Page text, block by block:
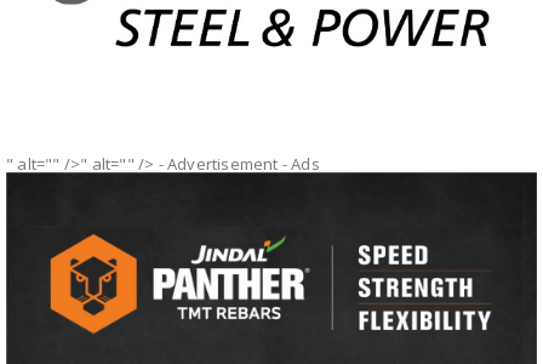
" alt="" />" alt="" /> - Advertisement -Ads